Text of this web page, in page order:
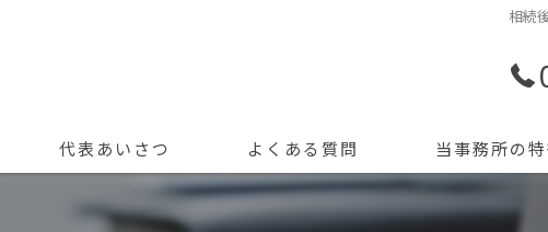
相続
代表あいさつ よくある質問 当事務所の
許認可申請